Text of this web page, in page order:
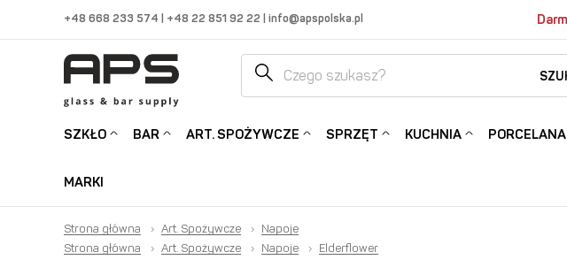
+48 668 233 574 | +48 22 851 92 22 | info@apspolska.pl
SZKŁO BAR ART. SPOŻYWCZE SPRZĘT KUCHNIA PORCELANA
MARKI
Strona główna › Art. Spożywcze › Napoje
Strona główna
› Art. Spożywcze › Napoje › Elderflower